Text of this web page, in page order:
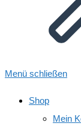
Menü schließen
Shop
Mein